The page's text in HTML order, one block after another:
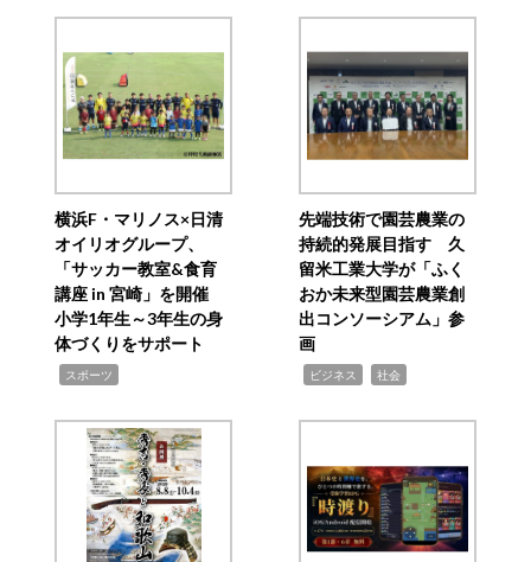
横浜F・マリノス×日清
オイリオグループ、
「サッカー教室&食育
講座 in 宮崎」を開催
小学1年生～3年生の身
体づくりをサポート
スポーツ
先端技術で園芸農業の
持続的発展目指す 久
留米工業大学が「ふく
おか未来型園芸農業創
出コンソーシアム」参
画
ビジネス 社会